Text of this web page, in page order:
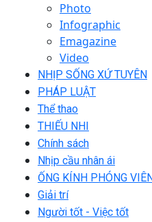
Photo
Infographic
Emagazine
Video
NHỊP SỐNG XỨ TUYÊN
PHÁP LUẬT
Thể thao
THIẾU NHI
Chính sách
Nhịp cầu nhân ái
ỐNG KÍNH PHÓNG
Giải trí
Người tốt - Việc tốt